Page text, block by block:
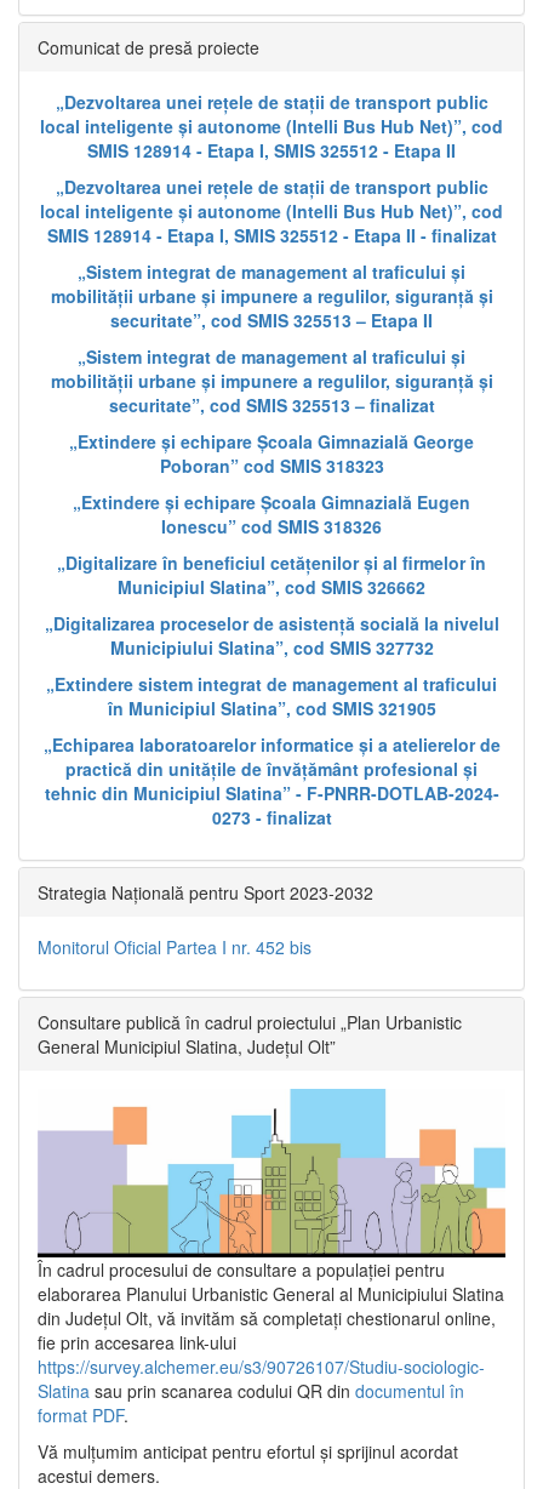
Comunicat de presă proiecte
„Dezvoltarea unei rețele de stații de transport public
local inteligente și autonome (Intelli Bus Hub Net)”, cod
SMIS 128914 - Etapa I, SMIS 325512 - Etapa II
„Dezvoltarea unei rețele de stații de transport public
local inteligente și autonome (Intelli Bus Hub Net)”, cod
SMIS 128914 - Etapa I, SMIS 325512 - Etapa II - finalizat
„Sistem integrat de management al traficului și
mobilității urbane și impunere a regulilor, siguranță și
securitate”, cod SMIS 325513 – Etapa II
„Sistem integrat de management al traficului și
mobilității urbane și impunere a regulilor, siguranță și
securitate”, cod SMIS 325513 – finalizat
„Extindere și echipare Școala Gimnazială George
Poboran” cod SMIS 318323
„Extindere și echipare Școala Gimnazială Eugen
Ionescu” cod SMIS 318326
„Digitalizare în beneficiul cetățenilor și al firmelor în
Municipiul Slatina”, cod SMIS 326662
„Digitalizarea proceselor de asistență socială la nivelul
Municipiului Slatina”, cod SMIS 327732
„Extindere sistem integrat de management al traficului
în Municipiul Slatina”, cod SMIS 321905
„Echiparea laboratoarelor informatice și a atelierelor de
practică din unitățile de învățământ profesional și
tehnic din Municipiul Slatina” - F-PNRR-DOTLAB-2024-
0273 - finalizat
Strategia Națională pentru Sport 2023-2032
Monitorul Oficial Partea I nr. 452 bis
Consultare publică în cadrul proiectului „Plan Urbanistic
General Municipiul Slatina, Județul Olt”
În cadrul procesului de consultare a populaţiei pentru
elaborarea Planului Urbanistic General al Municipiului Slatina
din Județul Olt, vă invităm să completați chestionarul online,
fie prin accesarea link-ului
https://survey.alchemer.eu/s3/90726107/Studiu-sociologic-
Slatina sau prin scanarea codului QR din documentul în
format PDF.
Vă mulţumim anticipat pentru efortul şi sprijinul acordat
acestui demers.